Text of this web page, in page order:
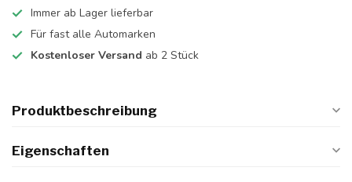
Immer ab Lager lieferbar
Für fast alle Automarken
Kostenloser Versand ab 2 Stück
Produktbeschreibung
Eigenschaften